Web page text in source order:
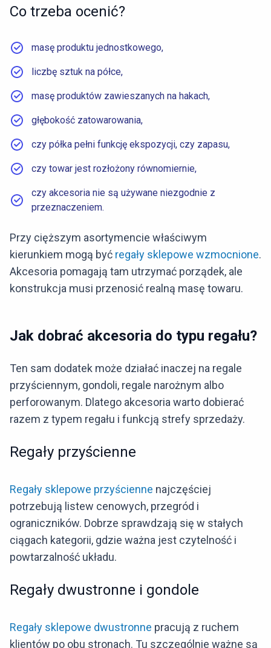
Co trzeba ocenić?
masę produktu jednostkowego,
liczbę sztuk na półce,
masę produktów zawieszanych na hakach,
głębokość zatowarowania,
czy półka pełni funkcję ekspozycji, czy zapasu,
czy towar jest rozłożony równomiernie,
czy akcesoria nie są używane niezgodnie z
przeznaczeniem.
Przy cięższym asortymencie właściwym
kierunkiem mogą być regały sklepowe wzmocnione.
Akcesoria pomagają tam utrzymać porządek, ale
konstrukcja musi przenosić realną masę towaru.
Jak dobrać akcesoria do typu regału?
Ten sam dodatek może działać inaczej na regale
przyściennym, gondoli, regale narożnym albo
perforowanym. Dlatego akcesoria warto dobierać
razem z typem regału i funkcją strefy sprzedaży.
Regały przyścienne
Regały sklepowe przyścienne najczęściej
potrzebują listew cenowych, przegród i
ograniczników. Dobrze sprawdzają się w stałych
ciągach kategorii, gdzie ważna jest czytelność i
powtarzalność układu.
Regały dwustronne i gondole
Regały sklepowe dwustronne pracują z ruchem
klientów po obu stronach. Tu szczególnie ważne są